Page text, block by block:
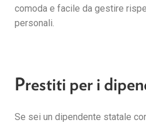
comoda e facile da gestire
personali.
Prestiti per i
Se sei un dipendente statale